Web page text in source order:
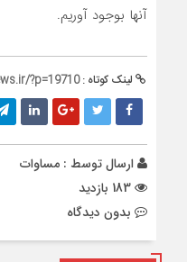
آنها بوجود آوریم.
لینک کوتاه :?p=19710
ارسال توسط : مساوات
بدون دیدگاه